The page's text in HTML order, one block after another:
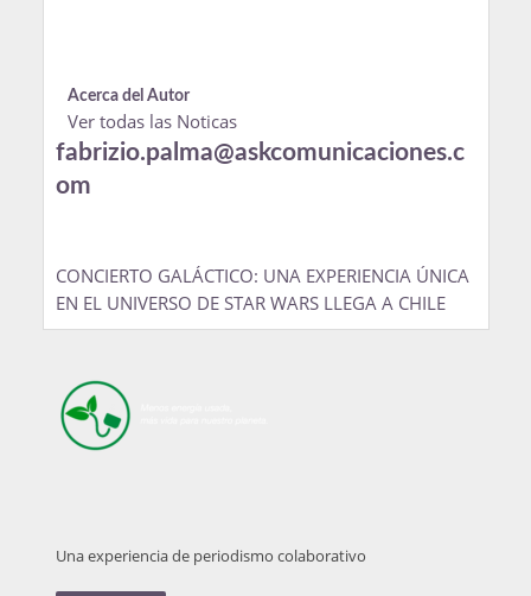
Acerca del Autor
Ver todas las Noticas
fabrizio.palma@askcomunicaciones.c
om
CONCIERTO GALÁCTICO: UNA EXPERIENCIA ÚNICA
EN EL UNIVERSO DE STAR WARS LLEGA A CHILE
Una experiencia de periodismo colaborativo